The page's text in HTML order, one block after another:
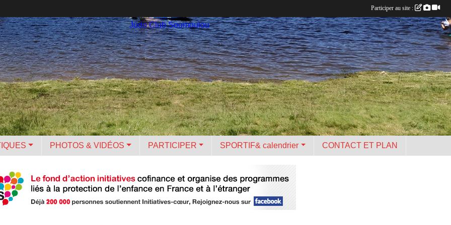
Judo Club Soumoulou
PHOTOS & VIDÉOS PARTICIPER SPORTIF& calendrier CONTACT ET PLAN
Participer au site :